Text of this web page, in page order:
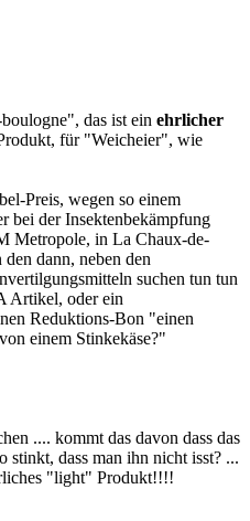
das ist ein ehrlicher
für "Weicheier", wie
Preis, wegen so einem
bei der Insektenbekämpfung
Metropole, in La Chaux-de-
dann, neben den
suchen tun tun
Artikel, oder ein
Reduktions-Bon "einen
einem Stinkekäse?"
.... kommt das davon dass das
stinkt, dass man ihn nicht isst? ...
"light" Produkt!!!!